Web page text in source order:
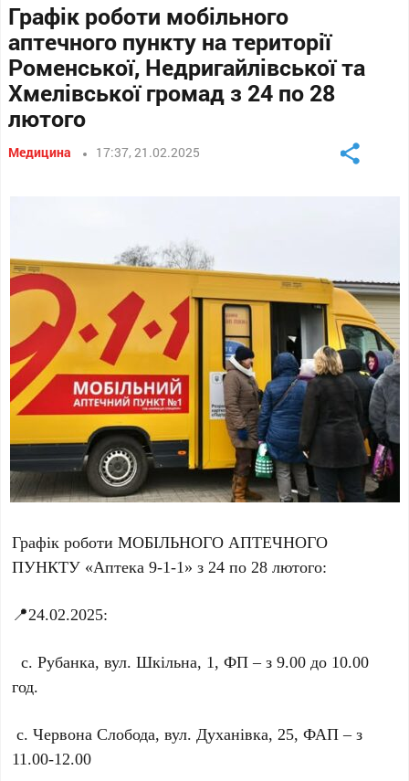
Графік роботи мобільного
аптечного пункту на території
Роменської, Недригайлівської та
Хмелівської громад з 24 по 28
лютого
Медицина 17:37, 21.02.2025
Графік роботи МОБІЛЬНОГО АПТЕЧНОГО
ПУНКТУ «Аптека 9-1-1» з 24 по 28 лютого:
📍24.02.2025:
с. Рубанка, вул. Шкільна, 1, ФП – з 9.00 до 10.00
год.
с. Червона Слобода, вул. Духанівка, 25, ФАП – з
11.00-12.00